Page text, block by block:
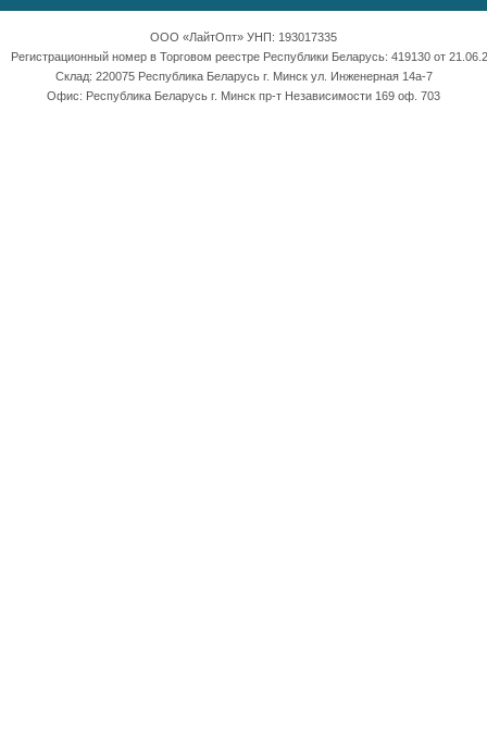
ООО «ЛайтОпт» УНП: 193017335
Регистрационный номер в Торговом реестре Республики Беларусь: 419130 от
Склад: 220075 Республика Беларусь г. Минск ул. Инженерная 14а-7
Офис: Республика Беларусь г. Минск пр-т Независимости 169 оф. 703